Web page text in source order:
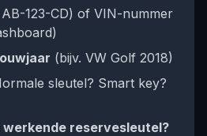
AB-123-CD) of VIN-nummer
(bijv. VW Golf 2018)
sleutel? Smart key?
werkende reservesleutel?